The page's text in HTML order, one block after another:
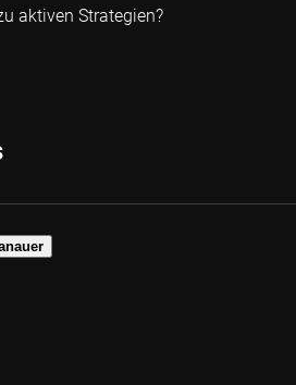
aktiven Strategien?